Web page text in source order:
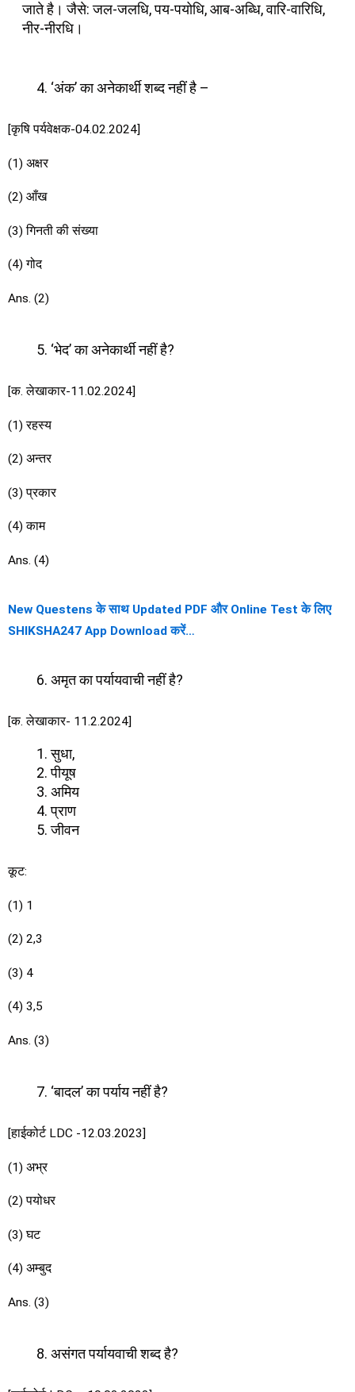
जाते है। जैसे: जल-जलधि, पय-पयोधि, आब-अब्धि, वारि-वारिधि,
नीर-नीरधि।
‘अंक’ का अनेकार्थी शब्द नहीं है –
[कृषि पर्यवेक्षक-04.02.2024]
(1) अक्षर
(2) आँख
(3) गिनती की संख्या
(4) गोद
Ans. (2)
‘भेद’ का अनेकार्थी नहीं है?
[क. लेखाकार-11.02.2024]
(1) रहस्य
(2) अन्तर
(3) प्रकार
(4) काम
Ans. (4)
New Questens के साथ Updated PDF और Online Test के लिए
SHIKSHA247 App Download करें…
अमृत का पर्यायवाची नहीं है?
[क. लेखाकार- 11.2.2024]
सुधा,
पीयूष
अमिय
प्राण
जीवन
कूट:
(1) 1
(2) 2,3
(3) 4
(4) 3,5
Ans. (3)
‘बादल’ का पर्याय नहीं है?
[हाईकोर्ट LDC -12.03.2023]
(1) अभ्र
(2) पयोधर
(3) घट
(4) अम्बुद
Ans. (3)
असंगत पर्यायवाची शब्द है?